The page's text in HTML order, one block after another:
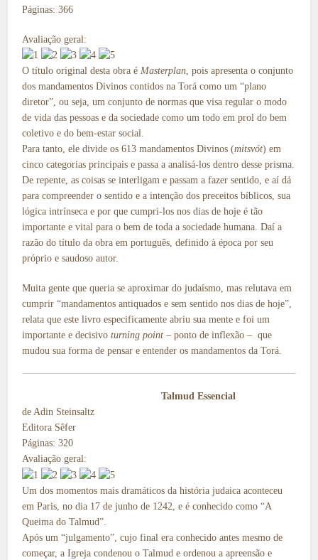
Páginas: 366
Avaliação geral:
O título original desta obra éMasterplan, pois apresenta o conjunto
dos mandamentos Divinos contidos na Torá como um “plano
diretor”, ou seja, um conjunto de normas que visa regular o modo
de vida das pessoas e da sociedade como um todo em prol do bem
coletivo e do bem-estar social.
Para tanto, ele divide os 613 mandamentos Divinos (mitsvót) em
cinco categorias principais e passa a analisá-los dentro desse prisma.
De repente, as coisas se interligam e passam a fazer sentido, e aí dá
para compreender o sentido e a intenção dos preceitos bíblicos, sua
lógica intrínseca e por que cumpri-los nos dias de hoje é tão
importante e vital para o bem de toda a sociedade humana. Daí a
razão do título da obra em português, definido à época por seu
próprio e saudoso autor.
Muita gente que queria se aproximar do judaísmo, mas relutava em
cumprir “mandamentos antiquados e sem sentido nos dias de hoje”,
relata que este livro especificamente abriu sua mente e foi um
importante e decisivoturning point – ponto de inflexão – que
mudou sua forma de pensar e entender os mandamentos da Torá.
Talmud Essencial
de Adin Steinsaltz
Editora Sêfer
Páginas: 320
Avaliação geral:
Um dos momentos mais dramáticos da história judaica aconteceu
em Paris, no dia 17 de junho de 1242, e é conhecido como “A
Queima do Talmud”.
Após um “julgamento”, cujo final era conhecido antes mesmo de
começar, a Igreja condenou o Talmud e ordenou a apreensão e